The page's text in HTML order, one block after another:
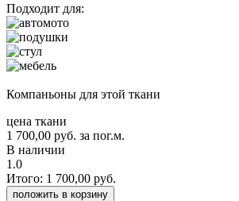
Подходит для:
Компаньоны для этой ткани
цена ткани
1 700,00 руб. за пог.м.
В наличии
1.0
Итого: 1 700,00 руб.
положить в корзину